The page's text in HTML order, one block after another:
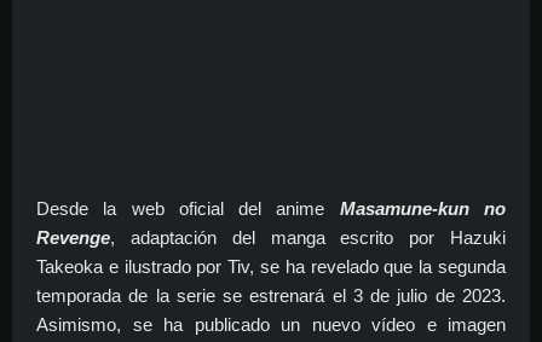
Desde la web oficial del anime Masamune-kun no
Revenge, adaptación del manga escrito por Hazuki
Takeoka e ilustrado por Tiv, se ha revelado que la segunda
temporada de la serie se estrenará el 3 de julio de 2023.
Asimismo, se ha publicado un nuevo vídeo e imagen